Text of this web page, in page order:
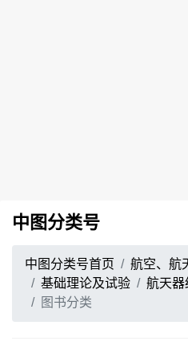
中图分类号
中图分类号首页 航空、航
基础理论及试验
航天器
图书分类